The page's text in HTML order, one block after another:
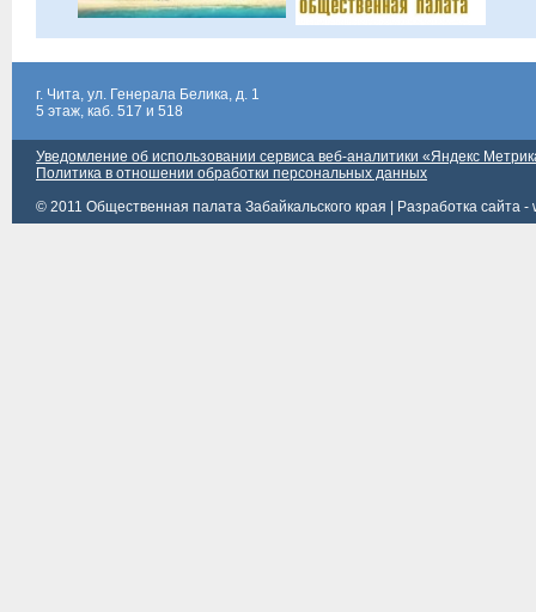
г. Чита, ул. Генерала Белика, д. 1
5 этаж, каб. 517 и 518
Уведомление об использовании сервиса веб-аналитики «Яндекс
Политика в отношении обработки персональных данных
© 2011 Общественная палата Забайкальского края |
Разработка сайта -